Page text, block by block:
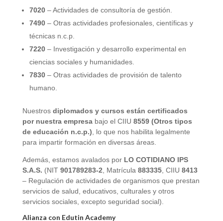
7020– Actividades de consultoría de gestión.
7490– Otras actividades profesionales, científicas y
técnicas n.c.p.
7220– Investigación y desarrollo experimental en
ciencias sociales y humanidades.
7830– Otras actividades de provisión de talento
humano.
Nuestros diplomados y cursos están certificados
por nuestra empresabajo el CIIU 8559 (Otros tipos
de educación n.c.p.) , lo que nos habilita legalmente
para impartir formación en diversas áreas.
Además, estamos avalados por LO COTIDIANO IPS
S.A.S. (NIT 901789283-2 , Matrícula 883335, CIIU 8413
– Regulación de actividades de organismos que prestan
servicios de salud, educativos, culturales y otros
servicios sociales, excepto seguridad social).
Alianza con Edutin Academy